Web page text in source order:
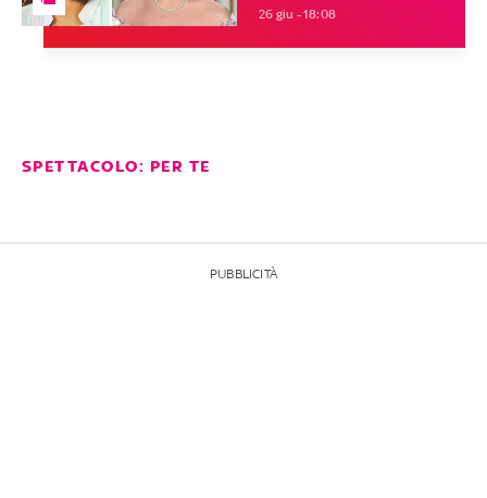
26 giu - 18:08
SPETTACOLO: PER TE
PUBBLICITÀ